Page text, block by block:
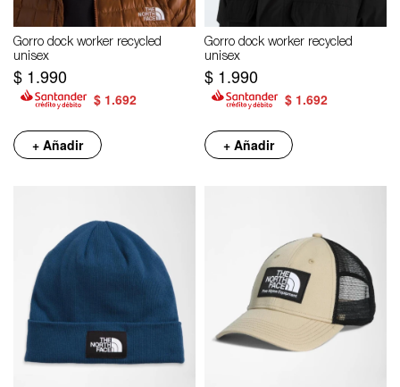
Gorro dock worker recycled
unisex
$ 1.990
$ 1.692
+ Añadir
Gorro dock worker recycled
unisex
$ 1.990
$ 1.692
+ Añadir